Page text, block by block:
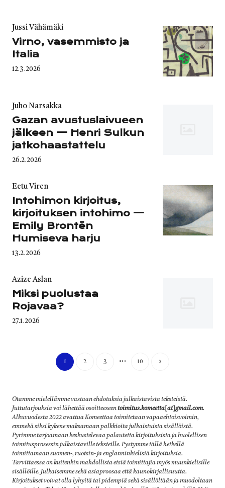
Category
Jussi Vähämäki
Virno, vasemmisto ja
Italia
Published
12.3.2026
Category
Juho Narsakka
Gazan avustuslaivueen
jälkeen — Henri Sulkun
jatkohaastattelu
Published
26.2.2026
Category
Eetu Viren
Intohimon kirjoitus,
kirjoituksen intohimo —
Emily Brontën
Humiseva harju
Published
13.2.2026
Category
Azize Aslan
Miksi puolustaa
Rojavaa?
Published
27.1.2026
1 2 3 … 10
Otamme mielellämme vastaan ehdotuksia julkaistavista teksteistä.
Juttutarjouksia voi lähettää osoitteeseentoimitus.komeetta[at]gmail.com.
Alkuvuodesta 2022 avattua Komeettaa toimitetaan vapaaehtoisvoimin,
emmekä siksi kykene maksamaan palkkioita julkaistuista sisällöistä.
Pyrimme tarjoamaan keskustelevaa palautetta kirjoituksista ja huolellisen
toimitusprosessin julkaistaville teksteille. Pystymme tällä hetkellä
toimittamaan suomen-, ruotsin- ja englanninkielisiä kirjoituksia.
Tarvittaessa on kuitenkin mahdollista etsiä toimittajia myös muunkielisille
sisällöille. Julkaisemme sekä asiaproosaa että kaunokirjallisuutta.
Kirjoitukset voivat olla lyhyitä tai pidempiä sekä sisällöltään ja muodoltaan